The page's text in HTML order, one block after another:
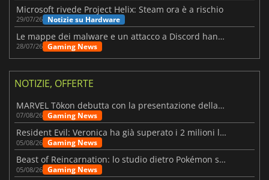
Microsoft rivede Project Helix: Steam ora è a rischio
29/07/26 Notizie su Hardware
Le mappe dei malware e un attacco a Discord hanno colpito Meccha Chameleon
28/07/26 Gaming News
NOTIZIE, OFFERTE
MARVEL Tōkon debutta con la presentazione della roadmap per il primo anno
07/08/26 Gaming News
Resident Evil: Veronica ha già superato i 2 milioni liste dei desideri
05/08/26 Gaming News
Beast of Reincarnation: lo studio dietro Pokémon su una nuova strada
05/08/26 Gaming News